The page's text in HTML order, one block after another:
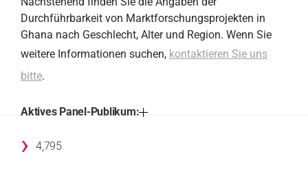
Durchführbarkeit von Marktforschungsprojekten in
Ghana nach Geschlecht, Alter und Region. Wenn Sie
weitere Informationen suchen, kontaktieren Sie uns
bitte.
Aktives Panel-Publikum:
› 4,795